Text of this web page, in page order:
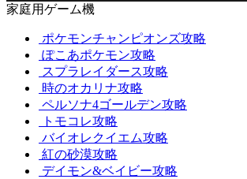
家庭用ゲーム機
ポケモンチャンピオンズ攻略
ぽこあポケモン攻略
スプラレイダース攻略
時のオカリナ攻略
ペルソナ4ゴールデン攻略
トモコレ攻略
バイオレクイエム攻略
紅の砂漠攻略
デイモン&ベイビー攻略